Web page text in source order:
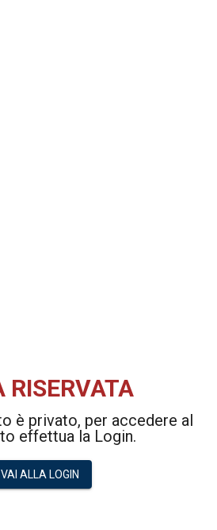
RISERVATA
è privato, per accedere al
effettua la Login.
VAI ALLA LOGIN